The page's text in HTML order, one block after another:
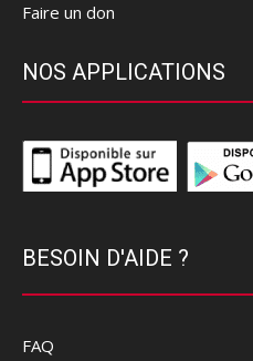
Faire un don
NOS APPLICATIONS
BESOIN D'AIDE ?
FAQ